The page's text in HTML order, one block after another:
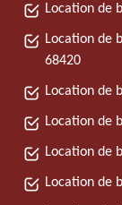
Location de
Location de
68420
Location de
Location de
Location de
Location de